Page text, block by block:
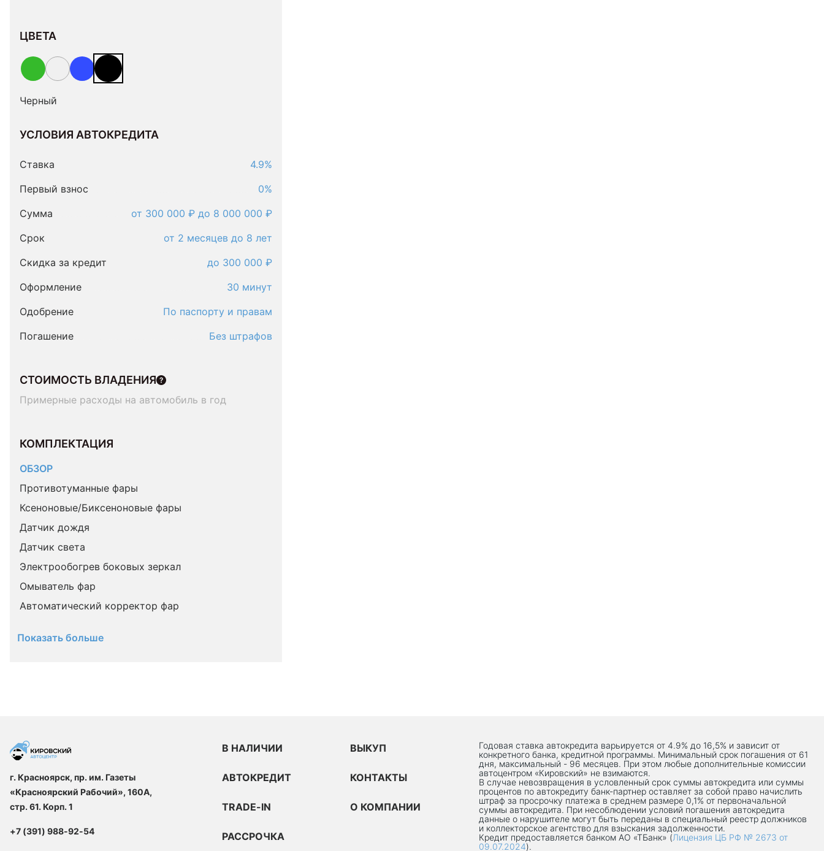
ЦВЕТА
Черный
УСЛОВИЯ АВТОКРЕДИТА
Ставка
4.9%
Первый взнос
0%
Сумма
от 300 000 ₽ до 8 000 000 ₽
Срок
от 2 месяцев до 8 лет
Скидка за кредит
до 300 000 ₽
Оформление
30 минут
Одобрение
По паспорту и правам
Погашение
Без штрафов
СТОИМОСТЬ ВЛАДЕНИЯ
Примерные расходы на автомобиль в год
КОМПЛЕКТАЦИЯ
ОБЗОР
Противотуманные фары
Ксеноновые/Биксеноновые фары
Датчик дождя
Датчик света
Электрообогрев боковых зеркал
Омыватель фар
Автоматический корректор фар
Показать больше
г. Красноярск, пр. им. Газеты
«Красноярский Рабочий», 160А,
стр. 61. Корп. 1
+7 (391) 988-92-54
В НАЛИЧИИ
АВТОКРЕДИТ
TRADE-IN
РАССРОЧКА
ВЫКУП
КОНТАКТЫ
О КОМПАНИИ
Годовая ставка автокредита варьируется от 4.9% до 16,5% и зависит от
конкретного банка, кредитной программы. Минимальный срок погашения от 61
дня, максимальный - 96 месяцев. При этом любые дополнительные комиссии
автоцентром «Кировский» не взимаются.
В случае невозвращения в условленный срок суммы автокредита или суммы
процентов по автокредиту банк-партнер оставляет за собой право начислить
штраф за просрочку платежа в среднем размере 0,1% от первоначальной
суммы автокредита. При несоблюдении условий погашения автокредита
данные о нарушителе могут быть переданы в специальный реестр должников
и коллекторское агентство для взыскания задолженности.
Кредит предоставляется банком АО «ТБанк» (Лицензия ЦБ РФ № 2673 от
09.07.2024).